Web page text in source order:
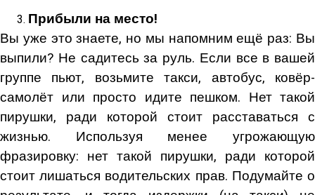
Прибыли на место!
Вы уже это знаете, но мы напомним ещё раз: Вы
выпили? Не садитесь за руль. Если все в вашей
группе пьют, возьмите такси, автобус, ковёр-
самолёт или просто идите пешком. Нет такой
пирушки, ради которой стоит расставаться с
жизнью. Используя менее угрожающую
фразировку: нет такой пирушки, ради которой
стоит лишаться водительских прав. Подумайте о